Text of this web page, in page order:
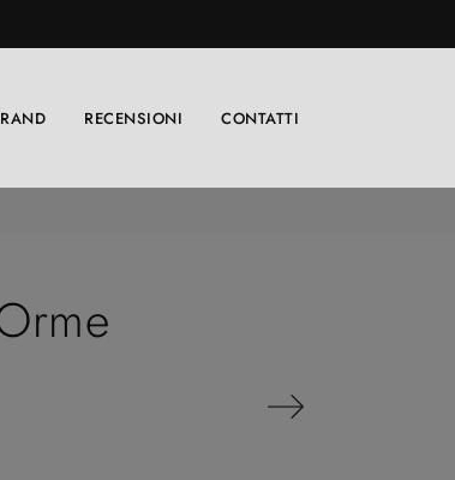
RECENSIONI CONTATTI